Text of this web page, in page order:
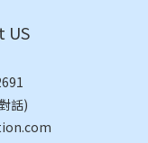
US
話)